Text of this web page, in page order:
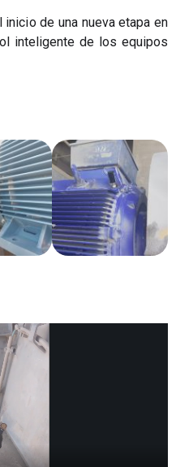
de una nueva etapa en
inteligente de los equipos